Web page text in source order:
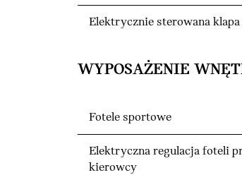
Elektrycznie sterowana klapa
WYPOSAŻENIE
Fotele sportowe
Elektryczna regulacja foteli
kierowcy